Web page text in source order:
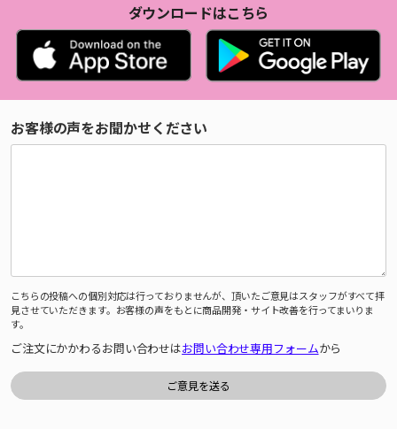
ダウンロードはこちら
お客様の声をお聞かせください
こちらの投稿への個別対応は行っておりませんが、頂いたご意見はスタッフがすべて拝
見させていただきます。お客様の声をもとに商品開発・サイト改善を行ってまいりま
す。
ご注文にかかわるお問い合わせはお問い合わせ専用フォームから